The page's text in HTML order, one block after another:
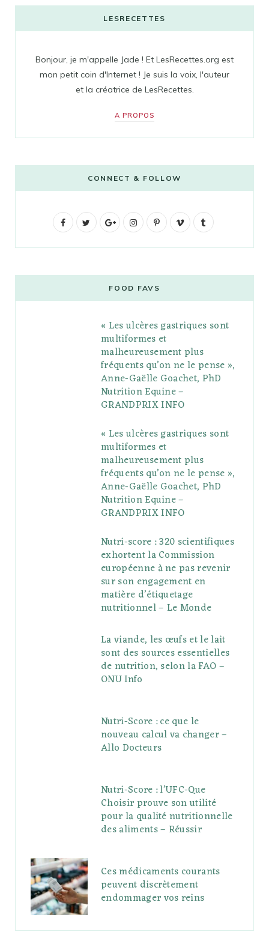
LESRECETTES
Bonjour, je m'appelle Jade ! Et LesRecettes.org est
mon petit coin d'Internet ! Je suis la voix, l'auteur
et la créatrice de LesRecettes.
A PROPOS
CONNECT & FOLLOW
F
b
t
G
g
l
e
P
l
s
I
t
a
g
r
a
m
P
e
r
e
s
V
o
l
r
FOOD FAVS
« Les ulcères gastriques sont
multiformes et
malheureusement plus
fréquents qu’on ne le pense »,
Anne-Gaëlle Goachet, PhD
Nutrition Equine –
GRANDPRIX INFO
« Les ulcères gastriques sont
multiformes et
malheureusement plus
fréquents qu’on ne le pense »,
Anne-Gaëlle Goachet, PhD
Nutrition Equine –
GRANDPRIX INFO
Nutri-score : 320 scientifiques
exhortent la Commission
européenne à ne pas revenir
sur son engagement en
matière d’étiquetage
nutritionnel – Le Monde
La viande, les œufs et le lait
sont des sources essentielles
de nutrition, selon la FAO –
ONU Info
Nutri-Score : ce que le
nouveau calcul va changer –
Allo Docteurs
Nutri-Score : l’UFC-Que
Choisir prouve son utilité
pour la qualité nutritionnelle
des aliments – Réussir
Ces médicaments courants
peuvent discrètement
endommager vos reins